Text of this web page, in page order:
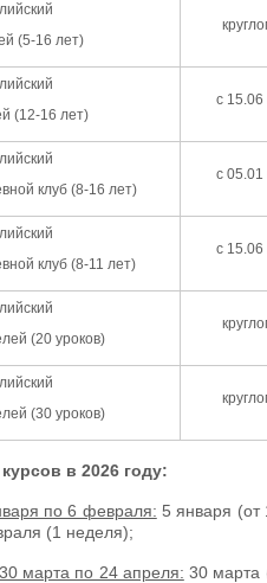
(5-16 лет)
(12-16 лет)
с 15.06
клуб (8-16 лет)
с 05.01
клуб (8-11 лет)
с 15.06
(20 уроков)
(30 уроков)
в 2026 году:
по 6 февраля: 5 января (от
(1 неделя);
марта по 24 апреля: 30 марта